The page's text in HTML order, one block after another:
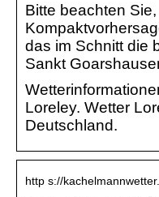
Bitte beachten
das im Schnitt die
Sankt
Loreley. Wetter
Deutschland.
http s://